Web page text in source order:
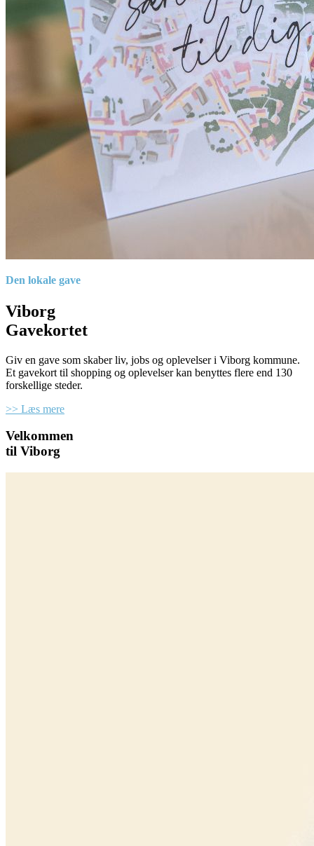
Den lokale gave
Viborg
Gavekortet
Giv en gave som skaber liv, jobs og oplevelser i Viborg kommune.
Et gavekort til shopping og oplevelser kan benyttes flere end 130
forskellige steder.
>> Læs mere
Velkommen
til Viborg